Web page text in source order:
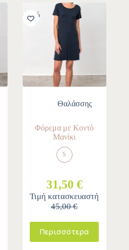
-30%
Θαλάσσης
Φόρεμα με Κοντό
Μανίκι
S
31,50 €
Τιμή κατασκευαστή
45,00 €
Περισσότερα